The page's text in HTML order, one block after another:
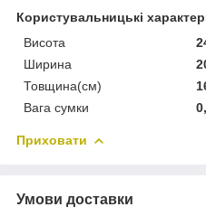
Користувальницькі
Висота
Ширина
Товщина(см)
Вага сумки
Приховати
Умови доставки